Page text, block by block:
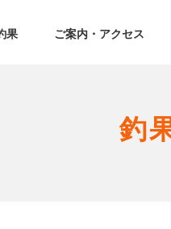
果 ご案内・アクセス
釣